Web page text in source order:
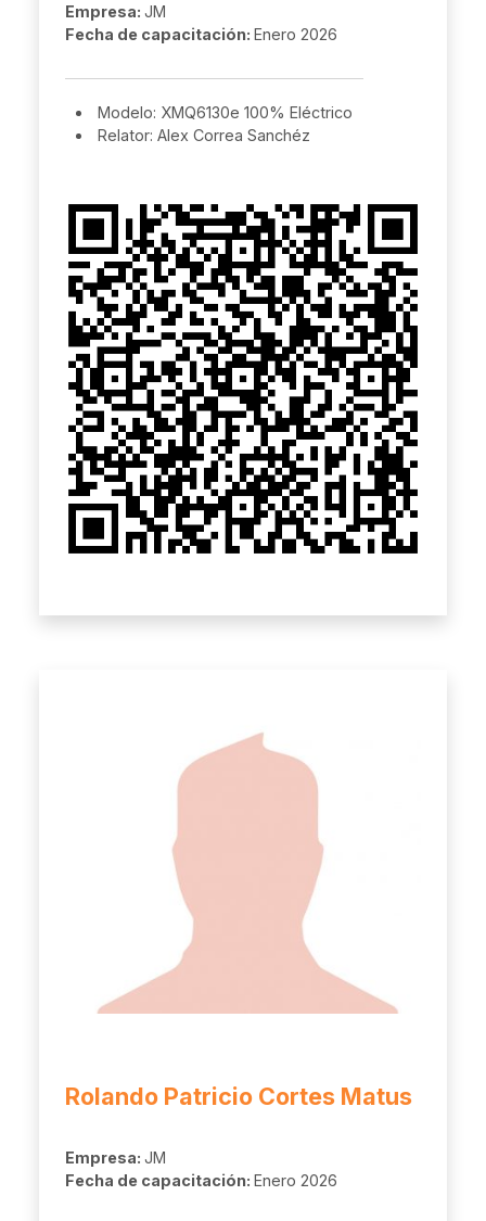
Empresa: JM
Fecha de capacitación: Enero 2026
Modelo: XMQ6130e 100% Eléctrico
Relator: Alex Correa Sanchéz
Rolando Patricio Cortes Matus
Empresa: JM
Fecha de capacitación: Enero 2026